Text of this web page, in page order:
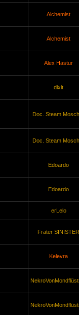
Alchemist
Alchemist
Alex Hastur
dixit
Doc. Steam
Doc. Steam
Edoardo
Edoardo
erLelo
Frater SINISTER
Kelevra